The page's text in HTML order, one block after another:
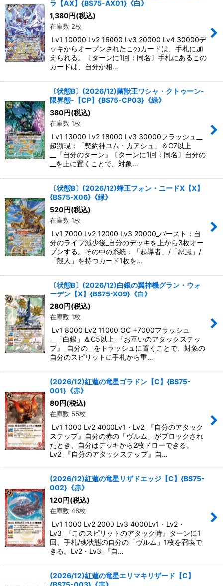
ラ【AX】{BS75-AX01}《白》
1,380 円(税込)
在庫数 2枚
Lv1 10000 Lv2 16000 Lv3 20000 Lv4 30000デ
ッキからオープンされたこのカードは、手札に加
えられる。〔ターンに1回：同名〕手札にあるこの
カードは、自分か相…
〔状態B〕(2026/12)菌獣王ワシャ・クトゥーン-
限界態-【CP】{BS75-CP03}《緑》
380 円(税込)
在庫数 1枚
Lv1 13000 Lv2 18000 Lv3 30000フラッシュ__
超顕現：「契約神ユム・カアシュ」＆C7以上
__『自分のターン』〔ターンに1回：同名〕自分の
__を上に置くことで、対象…
〔状態B〕(2026/12)蜂王フォン・ニードX【X】
{BS75-X06}《緑》
520 円(税込)
在庫数 1枚
Lv1 7000 Lv2 12000 Lv3 20000_バースト：自
分のライフ減少後_自分のデッキを上から3枚オー
プンする。その中の系統：「起導者」/「忍風」/
「殻人」を持つカード1枚を…
〔状態B〕(2026/12)白銀の翼神機グラン・ウォ
ーデン【X】{BS75-X09}《白》
280 円(税込)
在庫数 1枚
Lv1 8000 Lv2 11000 OC +7000フラッシュ
__「白銀」＆C5以上_『お互いのアタックステッ
プ』_自分の__をトラッシュに置くことで、対象の
自分のスピリットに手札から重…
(2026/12)紅蓮の竜星ゴラドン【C】{BS75-
001}《赤》
80 円(税込)
在庫数 55枚
Lv1 1000 Lv2 4000Lv1・Lv2_『自分のアタック
ステップ』自分の赤の「ヴルム」がブロックされ
たとき、自分はデッキから2枚ドローできる。
Lv2_『自分のアタックステップ』自…
(2026/12)紅蓮の竜星リザドエッジ【C】{BS75-
002}《赤》
120 円(税込)
在庫数 46枚
Lv1 1000 Lv2 2000 Lv3 4000Lv1・Lv2・
Lv3_『このスピリットのアタック時』ターンに1
回、手札/魂状態の自分の「ヴルム」1枚を召喚で
きる。Lv2・Lv3_『自…
(2026/12)紅蓮の竜星エリマキリザード【C】